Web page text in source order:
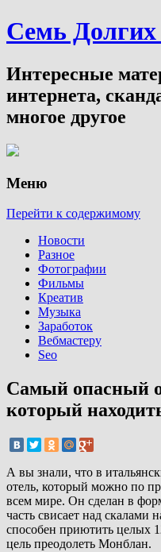
Семь
Интересные
интернета,
многое другое
Меню
Перейти к содержимому
Новости
Разное
Фотографии
Фильмы
Креатив
Музыка
Заработок
Вебмастеру
Seo
Самый опасный
который
А вы знали, что в
отель, который можно по
всем мире. Он сделан в
часть свисает над скалами
способен приютить целых
цель преодолеть Монблан.